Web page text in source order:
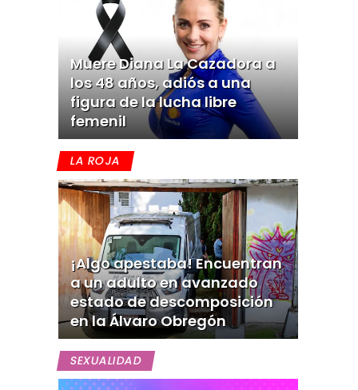
Muere Diana La Cazadora a
los 48 años, adiós a una
figura de la lucha libre
femenil
LA ROJA
¡Algo apestaba! Encuentran
a un adulto en avanzado
estado de descomposición
en la Álvaro Obregón
SEXUALIDAD